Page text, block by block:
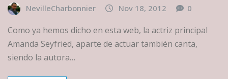
NevilleCharbonnier Nov 18, 2012 0
Como ya hemos dicho en esta web, la actriz principal
Amanda Seyfried, aparte de actuar también canta,
siendo la autora…